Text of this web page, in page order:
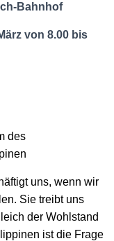
Bahnhof
von 8.00 bis
des
uns, wenn wir
Sie treibt uns
der Wohlstand
ist die Frage